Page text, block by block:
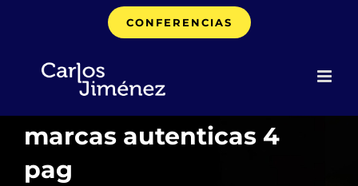
CONFERENCIAS
marcas autenticas 4
pag